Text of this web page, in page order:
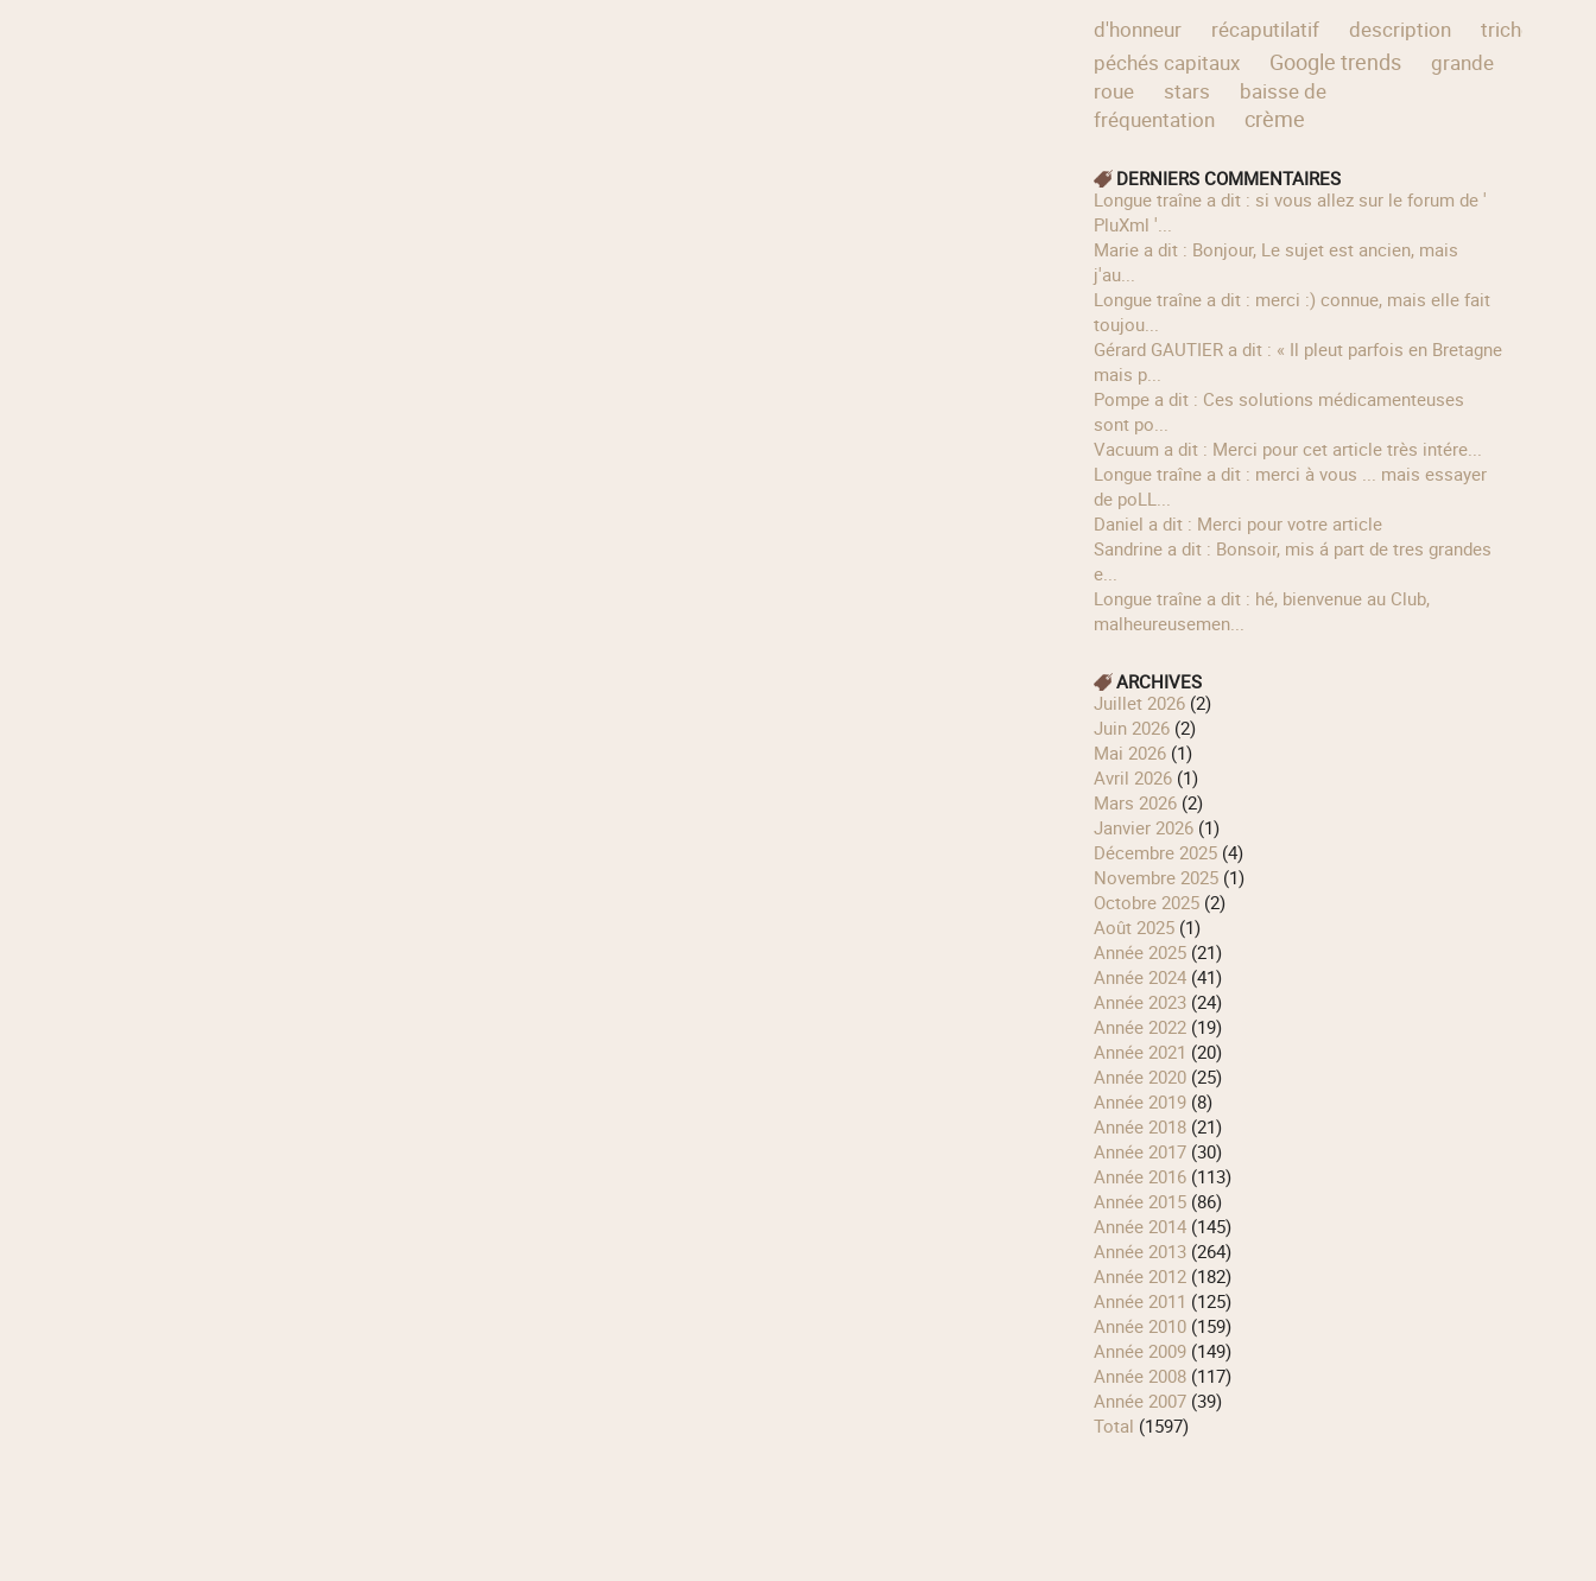
d'honneur
récaputilatif description tricheurs
péchés capitaux Google trends
grande
roue
stars
baisse de
fréquentation
crème
DERNIERS COMMENTAIRES
longue traîne a dit : si vous allez sur le forum de '
PluXml '...
Marie a dit : Bonjour, Le sujet est ancien, mais
j'au...
longue traîne a dit : merci :) connue, mais elle fait
toujou...
Gérard GAUTIER a dit : « Il pleut parfois en Bretagne
mais p...
Pompe a dit : Ces solutions médicamenteuses
sont po...
Vacuum a dit : Merci pour cet article très intére...
longue traîne a dit : merci à vous ... mais essayer
de poLL...
Daniel a dit : Merci pour votre article
Sandrine a dit : Bonsoir, mis á part de tres grandes
e...
longue traîne a dit : hé, bienvenue au Club,
malheureusemen...
ARCHIVES
juillet 2026(2)
juin 2026(2)
mai 2026(1)
avril 2026(1)
mars 2026(2)
janvier 2026(1)
décembre 2025(4)
novembre 2025(1)
octobre 2025(2)
août 2025(1)
année 2025(21)
année 2024(41)
année 2023(24)
année 2022(19)
année 2021 (20)
année 2020(25)
année 2019(8)
année 2018(21)
année 2017(30)
année 2016(113)
année 2015(86)
année 2014(145)
année 2013(264)
année 2012(182)
année 2011 (125)
année 2010(159)
année 2009(149)
année 2008(117)
année 2007(39)
total (1597)